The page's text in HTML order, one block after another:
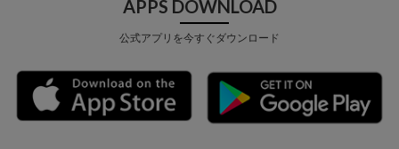
APPS DOWNLOAD
公式アプリを今すぐダウンロード